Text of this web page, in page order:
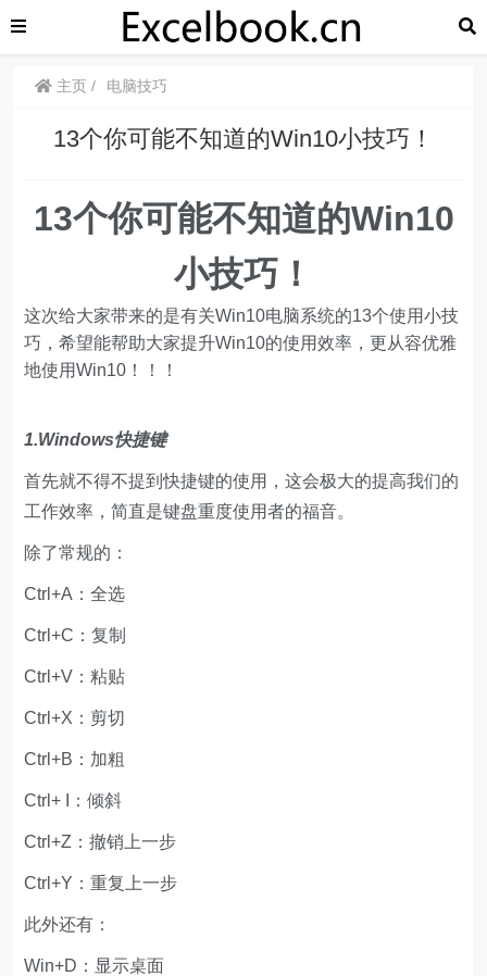
主页 电脑技巧
13个你可能不知道的Win10小技巧！
13个你可能不知道的Win10
小技巧！
这次给大家带来的是有关Win10电脑系统的13个使用小技
巧，希望能帮助大家提升Win10的使用效率，更从容优雅
地使用Win10！！！
1.Windows快捷键
首先就不得不提到快捷键的使用，这会极大的提高我们的
工作效率，简直是键盘重度使用者的福音。
除了常规的：
Ctrl+A：全选
Ctrl+C：复制
Ctrl+V：粘贴
Ctrl+X：剪切
Ctrl+B：加粗
Ctrl+ I：倾斜
Ctrl+Z：撤销上一步
Ctrl+Y：重复上一步
此外还有：
Win+D：显示桌面